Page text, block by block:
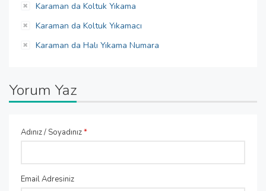
Karaman da Koltuk Yıkama
Karaman da Koltuk Yıkamacı
Karaman da Halı Yıkama Numara
Yorum Yaz
Adınız / Soyadınız*
Email Adresiniz